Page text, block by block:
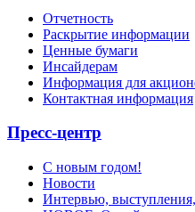
Отчетность
Раскрытие информации
Ценные бумаги
Инсайдерам
Информация для
Контактная информация
Пресс-центр
С новым годом!
Новости
Интервью,